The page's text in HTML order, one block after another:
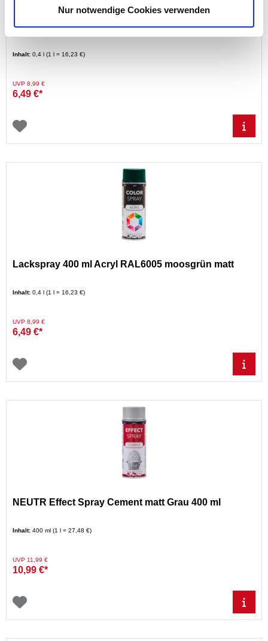
Nur notwendige Cookies verwenden
Lackspray matt 400 ml Acryl RAL 8014 sepiabraun
Inhalt: 0,4 l (1 l = 16,23 €)
Preis reduziert von
UVP 8,99 €auf
6,49 €*
Lackspray 400 ml Acryl RAL6005 moosgrün matt
Inhalt: 0,4 l (1 l = 16,23 €)
Preis reduziert von
UVP 8,99 €auf
6,49 €*
NEUTR Effect Spray Cement matt Grau 400 ml
Inhalt: 400 ml (1 l = 27,48 €)
Preis reduziert von
UVP 11,99 €auf
10,99 €*